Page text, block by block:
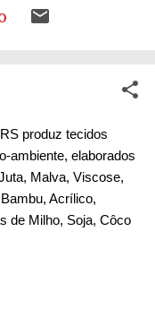
sobre o que é
para
o Instituto
de 2024,
97% das
violência
A mesma
já
produz tecidos
ambiente, elaborados
Malva, Viscose,
Acrílico,
de Milho, Soja, Côco